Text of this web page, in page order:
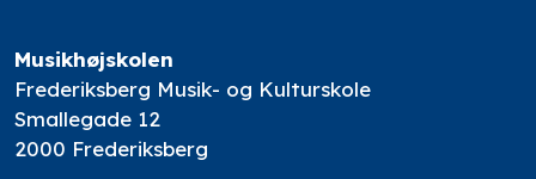
Musikhøjskolen
Frederiksberg Musik- og Kulturskole
Smallegade 12
2000 Frederiksberg